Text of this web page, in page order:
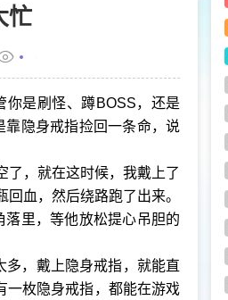
忙
你是刷怪、蹲BOSS，还是
靠隐身戒指捡回一条命，说
了，就在这时候，我戴上了
血，然后绕路跑了出来。
里，等他放松提心吊胆的
多，戴上隐身戒指，就能直
一枚隐身戒指，都能在游戏